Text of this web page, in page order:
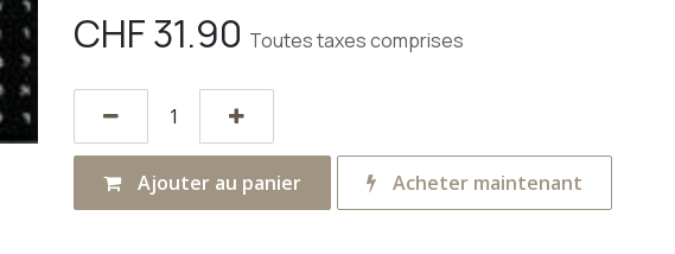
CHF31.90 Toutes taxes comprises
Ajouter au panier Acheter maintenant